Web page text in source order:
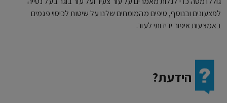
לפצעונים ובנוסף, טיפים מהמומחים שלנו על שיטות לכיסוי פגמים
באמצעות איפור ידידותי לעור.
הידעת?